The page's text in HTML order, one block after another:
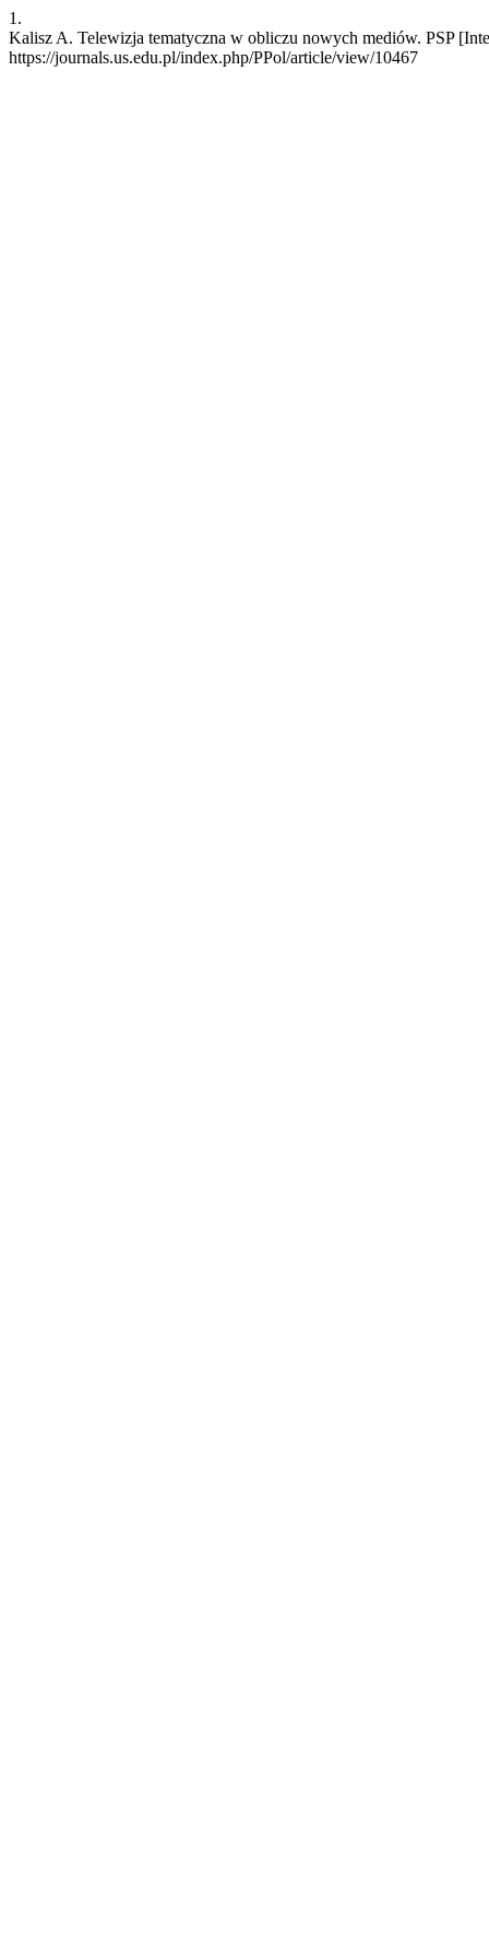
1.
Kalisz A. Telewizja tematyczna w obliczu nowych mediów. PSP
https://journals.us.edu.pl/index.php/PPol/article/view/10467